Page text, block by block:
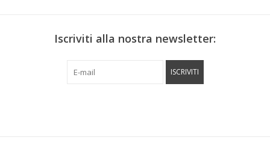
Iscriviti alla nostra newsletter:
ISCRIVITI